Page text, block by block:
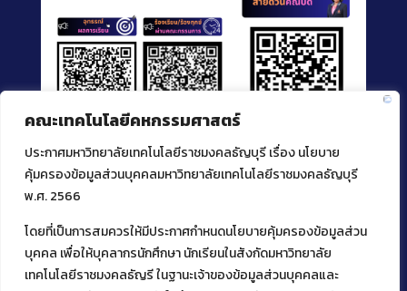
คณะเทคโนโลยีคหกรรมศาสตร์
ประกาศมหาวิทยาลัยเทคโนโลยีราชมงคลธัญบุรี เรื่อง นโยบาย
คุ้มครองข้อมูลส่วนบุคคลมหาวิทยาลัยเทคโนโลยีราชมงคลธัญบุรี
พ.ศ. 2566
โดยที่เป็นการสมควรให้มีประกาศกำหนดนโยบายคุ้มครองข้อมูลส่วน
บุคคล เพื่อให้บุคลากรนักศึกษา นักเรียนในสังกัดมหาวิทยาลัย
เทคโนโลยีราชมงคลธัญรี ในฐานะเจ้าของข้อมูลส่วนบุคคลและ
ติดต่อคณะเทคโนโลยีคหกรรมศาสตร์
39 หมู่ 1